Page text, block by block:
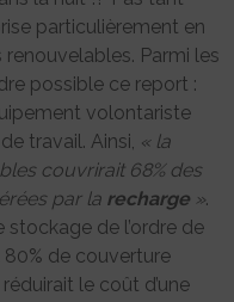
particulièrement en
renouvelables. Parmi les
possible ce report :
volontariste
travail. Ainsi, « la
couvrirait 68% des
par la recharge ».
de l’ordre de
de couverture
réduirait le coût d’une